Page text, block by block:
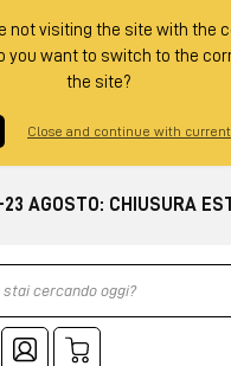
not visiting the site with the
you want to switch to the
the site?
Close and continue with
23 AGOSTO: CHIUSURA